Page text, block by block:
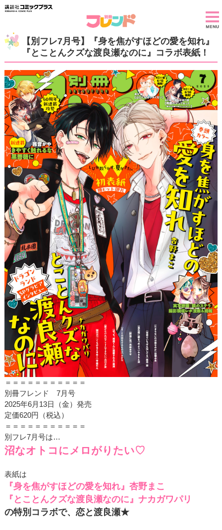
【別フレ7月号】『身を焦がすほどの愛を知れ』
『とことんクズな渡良瀬なのに』コラボ表紙！
＝＝＝＝＝＝＝＝＝＝＝
別冊フレンド 7月号
2025年6月13日（金）発売
定価620円（税込）
＝＝＝＝＝＝＝＝＝＝＝
別フレ7月号は…
沼なオトコにメロがりたい♡
表紙は
『身を焦がすほどの愛を知れ』杏野まこ
『とことんクズな渡良瀬なのに』ナカガワパリ
の特別コラボで、恋と渡良瀬★